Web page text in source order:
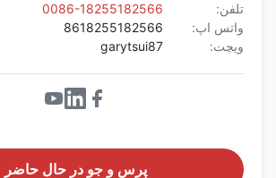
تلفن:
0086-18255182566
واتس اپ:
8618255182566
ویچت:
garytsui87
پرس و جو در حال حاضر